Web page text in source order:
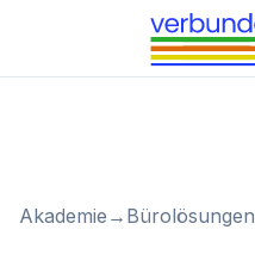
Akademie → Bürolösungen